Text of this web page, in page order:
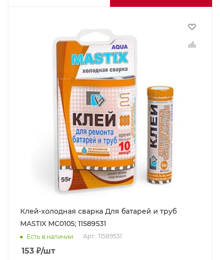
Клей-холодная сварка Для батарей и труб
MASTIX МС0105; 11589531
Есть в наличии Арт.: 11589531
153 ₽/шт